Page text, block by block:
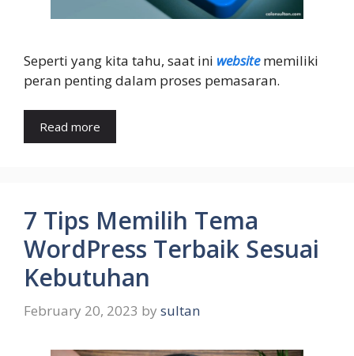
Seperti yang kita tahu, saat ini websitememiliki
peran penting dalam proses pemasaran.
Read more
7 Tips Memilih Tema
WordPress Terbaik Sesuai
Kebutuhan
February 20, 2023 by sultan